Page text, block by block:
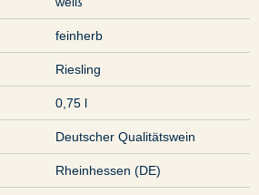
feinherb
Riesling
0,75 l
Deutscher Qualitätswein
Rheinhessen (DE)